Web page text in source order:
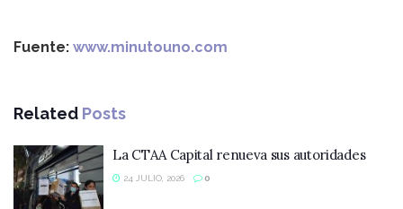
Fuente: www.minutouno.com
Related Posts
La CTAA Capital renueva sus autoridades
24 JULIO, 2026 0